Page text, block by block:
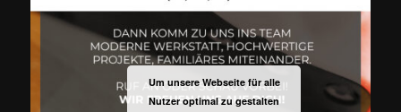
Um unsere Webseite für alle
Nutzer optimal zu gestalten